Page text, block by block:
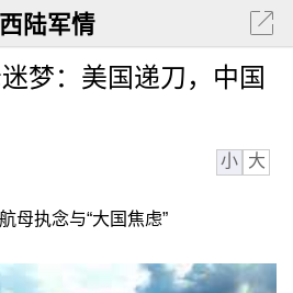
西陆军情
梦：美国递刀，中国
小 大
母执念与“大国焦虑”